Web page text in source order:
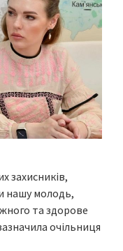
захисників,
нашу молодь,
та здорове
очільниця